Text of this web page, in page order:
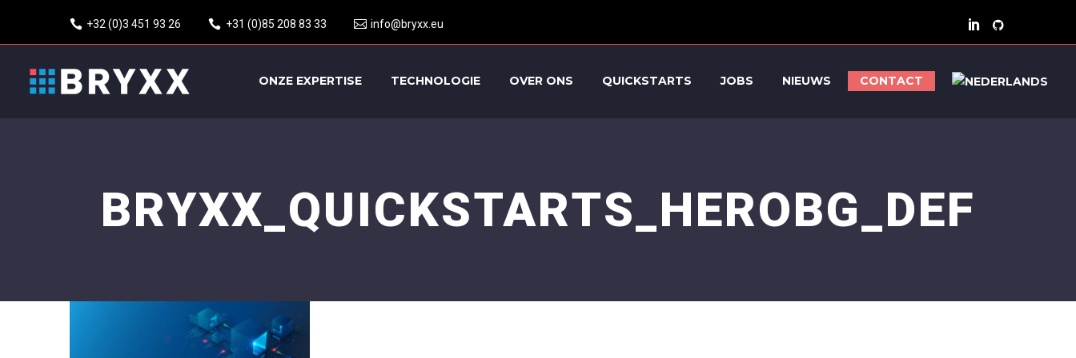
+32 (0)3 451 93 26 +31 (0)85 208 83 33 info@bryxx.eu
ONZE EXPERTISE TECHNOLOGIE OVER ONS QUICKSTARTS JOBS NIEUWS CONTACT
BRYXX_QUICKSTARTS_HEROBG_DEF